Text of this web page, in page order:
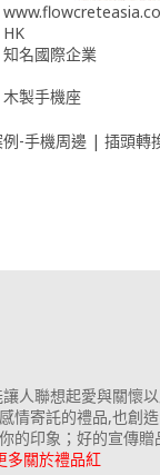
HK
知名國際企業
木製手機座
例-手機周邊 | 插頭轉
人聯想起愛與關懷
情寄託的禮品,也創
的印象；好的宣傳
多關於禮品紅